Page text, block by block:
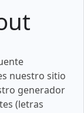
nuestro sitio
generador
(letras